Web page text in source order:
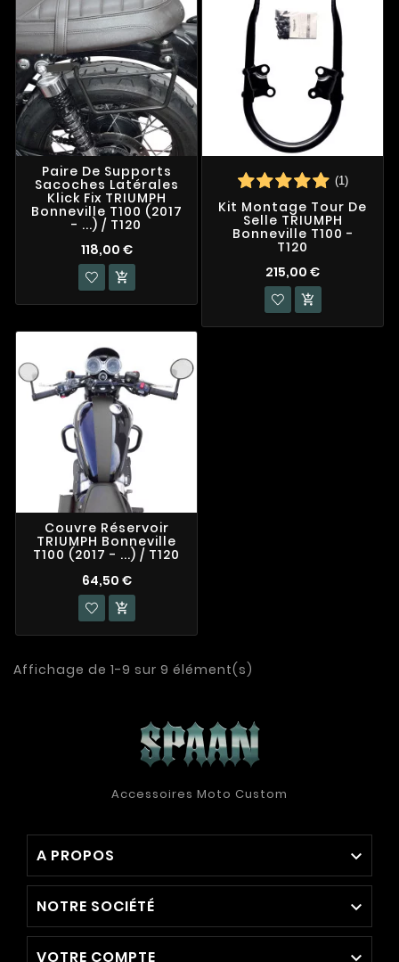
Paire De Supports
Sacoches Latérales
Klick Fix TRIUMPH
Bonneville T100 (2017
- ...) / T120
118,00 €

(1)
Kit Montage Tour De
Selle TRIUMPH
Bonneville T100 -
T120
215,00 €

Couvre Réservoir
TRIUMPH Bonneville
T100 (2017 - ...) / T120
64,50 €

Affichage de 1-9 sur 9 élément(s)
Accessoires Moto Custom
A PROPOS 
NOTRE SOCIÉTÉ 
VOTRE COMPTE